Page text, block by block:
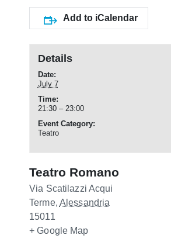
Add to iCalendar
Details
Date:
July 7
Time:
21:30 – 23:00
Event Category:
Teatro
Teatro Romano
Via Scatilazzi Acqui
Terme, Alessandria
15011
+ Google Map